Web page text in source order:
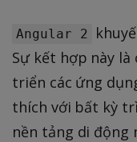
Angular 2
Sự kết hợp này
triển các ứng
thích với bất kỳ
nền tảng di động